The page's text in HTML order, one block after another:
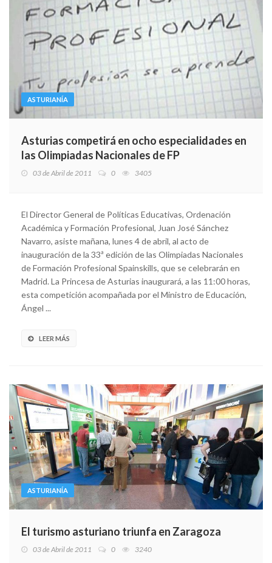
ASTURIANÍA
Asturias competirá en ocho especialidades en
las Olimpiadas Nacionales de FP
03 de Abril de 2011 0 3405
El Director General de Políticas Educativas, Ordenación
Académica y Formación Profesional, Juan José Sánchez
Navarro, asiste mañana, lunes 4 de abril, al acto de
inauguración de la 33ª edición de las Olimpiadas Nacionales
de Formación Profesional Spainskills, que se celebrarán en
Madrid. La Princesa de Asturias inaugurará, a las 11:00 horas,
esta competición acompañada por el Ministro de Educación,
Ángel ...
LEER MÁS
ASTURIANÍA
El turismo asturiano triunfa en Zaragoza
03 de Abril de 2011 0 3240